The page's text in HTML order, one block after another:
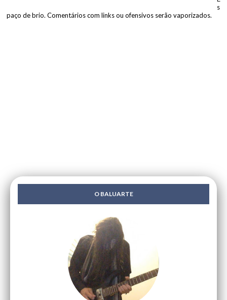
s
paço de brio. Comentários com links ou ofensivos serão vaporizados.
O BALUARTE